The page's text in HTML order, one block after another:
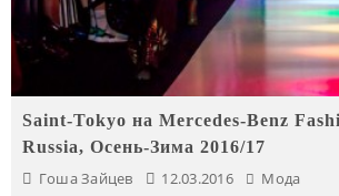
Saint-Tokyo на Mercedes-Benz
Russia, Осень-Зима 2016/17
Гоша Зайцев 12.03.2016 Мода